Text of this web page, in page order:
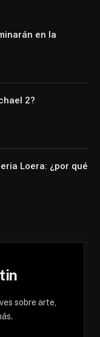
en la
2?
Loera: ¿por qué
sobre arte,